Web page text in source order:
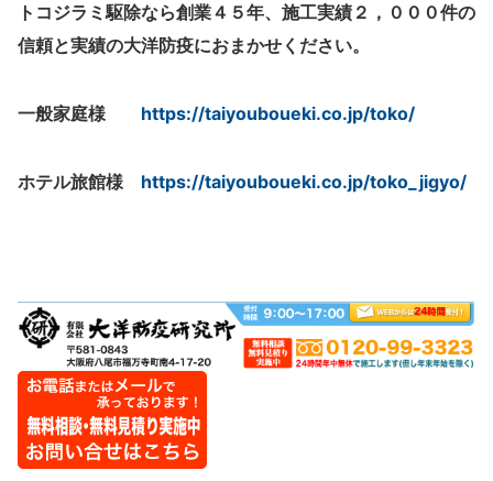
トコジラミ駆除なら創業４５年、施工実績２，０００件の
信頼と実績の大洋防疫におまかせください。
一般家庭様 https://taiyouboueki.co.jp/toko/
ホテル旅館様 https://taiyouboueki.co.jp/toko_jigyo/